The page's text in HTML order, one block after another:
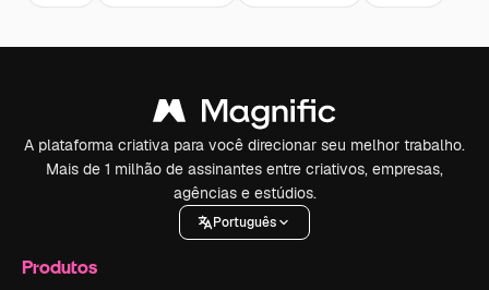
A plataforma criativa para você direcionar seu melhor trabalho.
Mais de 1 milhão de assinantes entre criativos, empresas,
agências e estúdios.
Português
Produtos